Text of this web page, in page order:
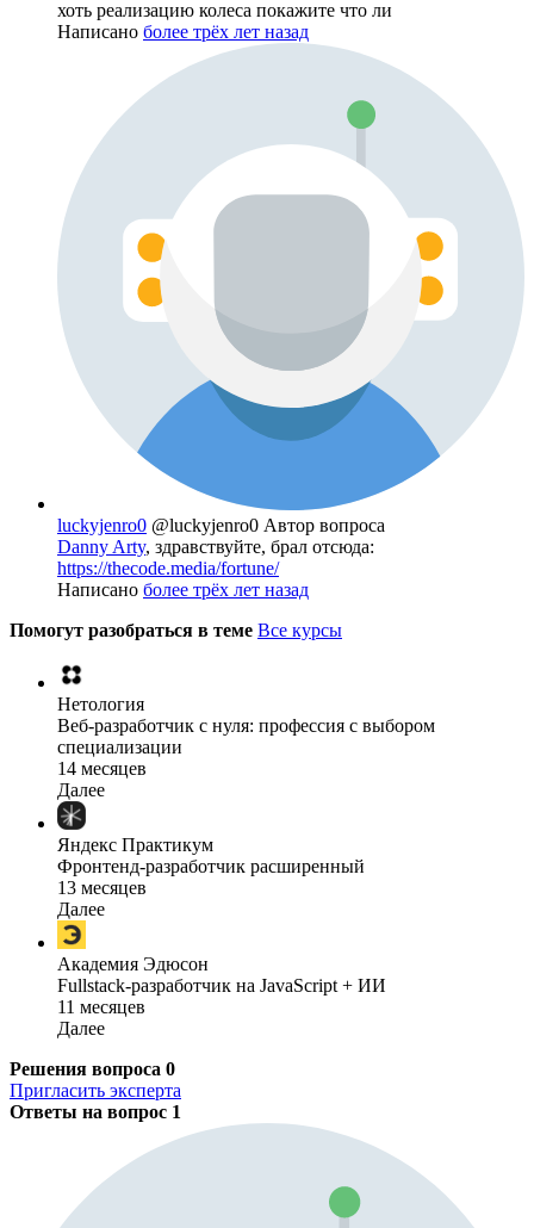
хоть реализацию колеса покажите что ли
Написано более трёх лет назад
luckyjenro0 @luckyjenro0 Автор вопроса
Danny Arty, здравствуйте, брал отсюда:
https://thecode.media/fortune/
Написано более трёх лет назад
Помогут разобраться в теме Все курсы
Нетология
Веб-разработчик с нуля: профессия с выбором
специализации
14 месяцев
Далее
Яндекс Практикум
Фронтенд-разработчик расширенный
13 месяцев
Далее
Академия Эдюсон
Fullstack-разработчик на JavaScript + ИИ
11 месяцев
Далее
Решения вопроса 0
Пригласить эксперта
Ответы на вопрос 1